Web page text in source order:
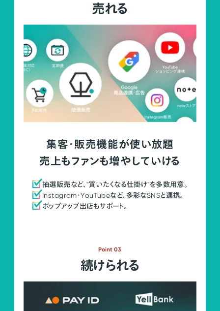
売れる
集客・販売機能が使い放題
売上もファンも増やしていける
抽選販売など、"買いたくなる仕掛け"を多数用意。
Instagram・YouTubeなど、多彩なSNSと連携。
ポップアップ出店もサポート。
Point 03
続けられる